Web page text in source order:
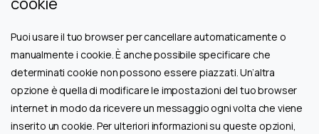
Puoi usare il tuo browser per cancellare automaticamente o
manualmente i cookie. È anche possibile specificare che
determinati cookie non possono essere piazzati. Un’altra
opzione è quella di modificare le impostazioni del tuo browser
internet in modo da ricevere un messaggio ogni volta che viene
inserito un cookie. Per ulteriori informazioni su queste opzioni,